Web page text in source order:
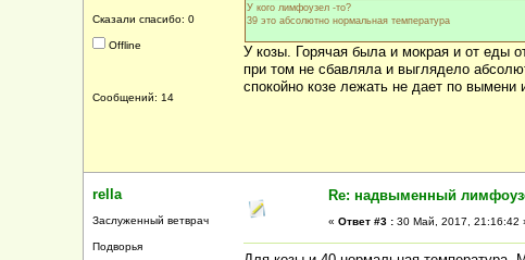
Сказали спасибо: 0
Offline
Сообщений: 14
У кого лимфоузел -то?
39 это абсолютно нормальная температура
У козы. Горячая была и мокрая и от еды
при том не сбавляла и выглядело
спокойно козе лежать не дает по вымени
rella
Заслуженный ветврач
Подворья
Re: надвыменный
« Ответ #3 : 30 Май, 2017, 21:16:42